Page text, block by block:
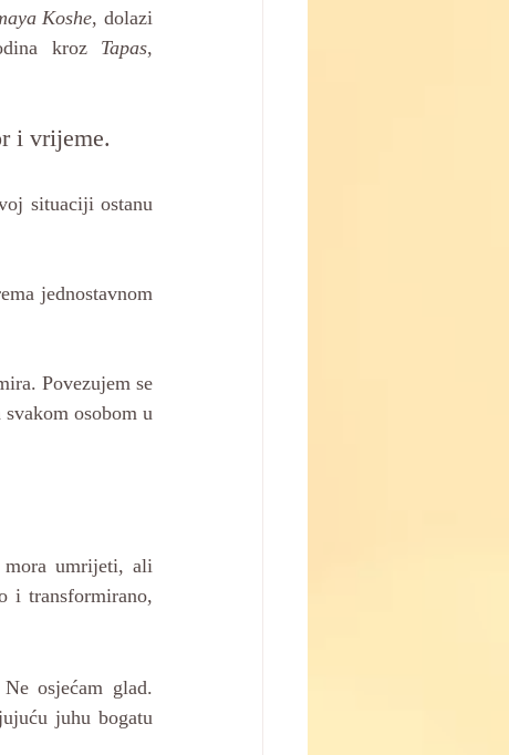
Koshe, dolazi
kroz Tapas,
i vrijeme.
situaciji ostanu
jednostavnom
Povezujem se
osobom u
mora umrijeti, ali
i transformirano,
osjećam glad.
juhu bogatu